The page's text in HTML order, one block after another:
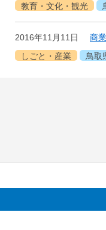
教育・文化・観光
2016年11月11日 商
しごと・産業
鳥取